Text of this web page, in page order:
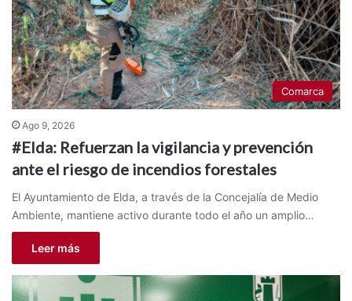
Comarca
Ago 9, 2026
#Elda: Refuerzan la vigilancia y prevención
ante el riesgo de incendios forestales
El Ayuntamiento de Elda, a través de la Concejalía de Medio
Ambiente, mantiene activo durante todo el año un amplio…
Leer más